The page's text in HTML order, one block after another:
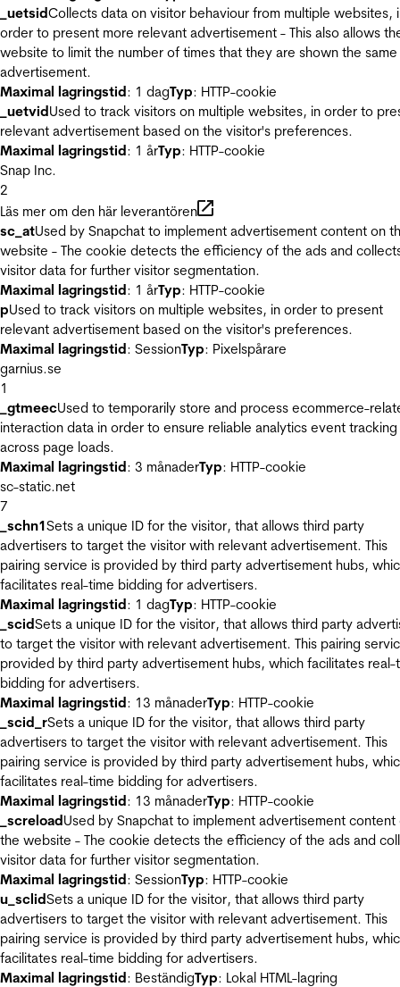
_uetsidCollects data on visitor behaviour from multiple websites,
order to present more relevant advertisement - This also allows
website to limit the number of times that they are shown the same
advertisement.
Maximal lagringstid: 1 dagTyp: HTTP-cookie
_uetvidUsed to track visitors on multiple websites, in order to
relevant advertisement based on the visitor's preferences.
Maximal lagringstid: 1 årTyp: HTTP-cookie
Snap Inc.
2
Läs mer om den här leverantören
sc_atUsed by Snapchat to implement advertisement content on
website - The cookie detects the efficiency of the ads and
visitor data for further visitor segmentation.
Maximal lagringstid: 1 årTyp: HTTP-cookie
pUsed to track visitors on multiple websites, in order to present
relevant advertisement based on the visitor's preferences.
Maximal lagringstid: SessionTyp: Pixelspårare
garnius.se
1
_gtmeecUsed to temporarily store and process ecommerce-
interaction data in order to ensure reliable analytics event tracking
across page loads.
Maximal lagringstid: 3 månaderTyp: HTTP-cookie
sc-static.net
7
_schn1Sets a unique ID for the visitor, that allows third party
advertisers to target the visitor with relevant advertisement. This
pairing service is provided by third party advertisement hubs,
facilitates real-time bidding for advertisers.
Maximal lagringstid: 1 dagTyp: HTTP-cookie
_scidSets a unique ID for the visitor, that allows third party
to target the visitor with relevant advertisement. This pairing
provided by third party advertisement hubs, which facilitates real-
bidding for advertisers.
Maximal lagringstid: 13 månaderTyp: HTTP-cookie
_scid_rSets a unique ID for the visitor, that allows third party
advertisers to target the visitor with relevant advertisement. This
pairing service is provided by third party advertisement hubs,
facilitates real-time bidding for advertisers.
Maximal lagringstid: 13 månaderTyp: HTTP-cookie
_screloadUsed by Snapchat to implement advertisement content
the website - The cookie detects the efficiency of the ads and
visitor data for further visitor segmentation.
Maximal lagringstid: SessionTyp: HTTP-cookie
u_sclidSets a unique ID for the visitor, that allows third party
advertisers to target the visitor with relevant advertisement. This
pairing service is provided by third party advertisement hubs,
facilitates real-time bidding for advertisers.
Maximal lagringstid: BeständigTyp: Lokal HTML-lagring